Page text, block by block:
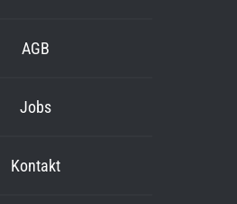
AGB
Jobs
Kontakt